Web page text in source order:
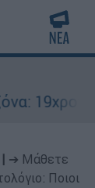
19χρονη
➔ Μάθετε
Ποιοι